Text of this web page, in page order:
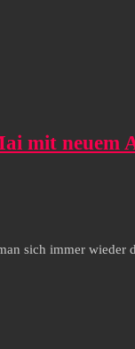
mit neuem
sich immer